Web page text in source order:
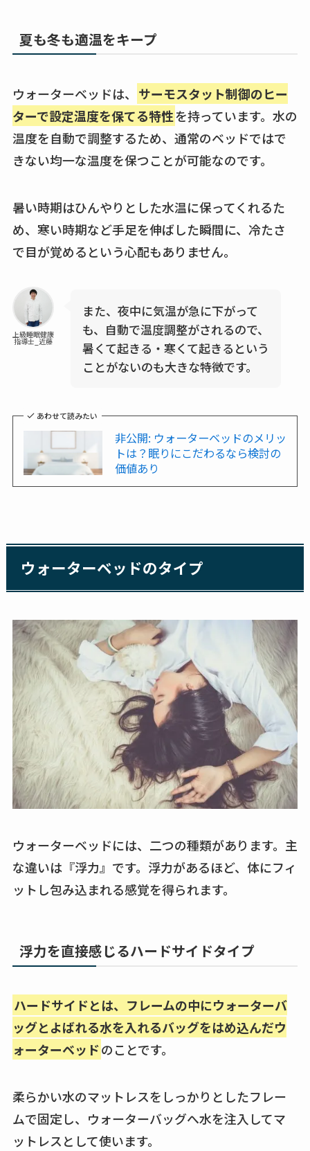
夏も冬も適温をキープ
ウォーターベッドは、 サーモスタット制御のヒー
ターで設定温度を保てる特性を持っています。水の
温度を自動で調整するため、通常のベッドではで
きない均一な温度を保つことが可能なのです。
暑い時期はひんやりとした水温に保ってくれるた
め、寒い時期など手足を伸ばした瞬間に、冷たさ
で目が覚めるという心配もありません。
上級睡眠健康
指導士_近藤
また、夜中に気温が急に下がって
も、自動で温度調整がされるので、
暑くて起きる・寒くて起きるという
ことがないのも大きな特徴です。
あわせて読みたい
非公開: ウォーターベッドのメリッ
トは？眠りにこだわるなら検討の
価値あり
ウォーターベッドのタイプ
ウォーターベッドには、二つの種類があります。主
な違いは『浮力』です。浮力があるほど、体にフィ
ットし包み込まれる感覚を得られます。
浮力を直接感じるハードサイドタイプ
ハードサイドとは、フレームの中にウォーターバ
ッグとよばれる水を入れるバッグをはめ込んだウ
ォーターベッドのことです。
柔らかい水のマットレスをしっかりとしたフレー
ムで固定し、ウォーターバッグへ水を注入してマ
ットレスとして使います。